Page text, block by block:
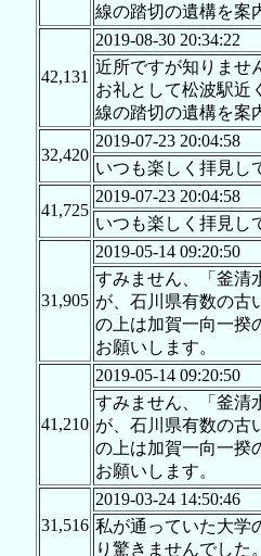
線の踏切の遺構を案
42,131
2019-08-30 20:34:22
近所ですが知りませ
お礼として松波駅近
線の踏切の遺構を案
32,420
2019-07-23 20:04:58
いつも楽しく拝見し
41,725
2019-07-23 20:04:58
いつも楽しく拝見し
31,905
2019-05-14 09:20:50
すみません、「釜清
が、石川県有数の古
の上は加賀一向一揆
お願いします。
41,210
2019-05-14 09:20:50
すみません、「釜清
が、石川県有数の古
の上は加賀一向一揆
お願いします。
31,516
2019-03-24 14:50:46
私が通っていた大学
り驚きませんでした。